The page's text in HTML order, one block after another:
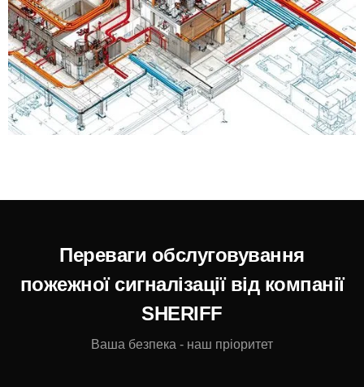
Переваги обслуговування
пожежної сигналізації від компанії
SHERIFF
Ваша безпека - наш пріоритет